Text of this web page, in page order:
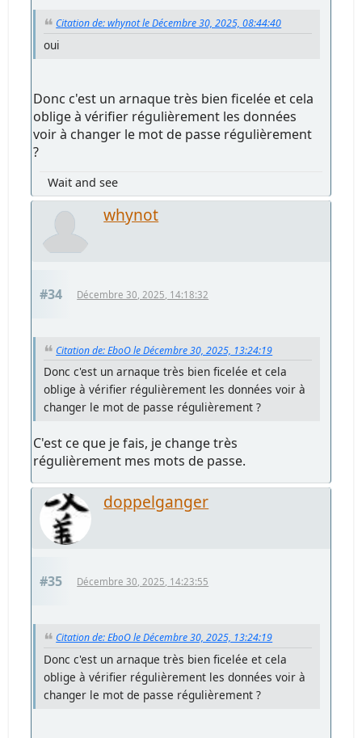
Citation de: whynot le Décembre 30, 2025, 08:44:40
oui
Donc c'est un arnaque très bien ficelée et cela
oblige à vérifier régulièrement les données
voir à changer le mot de passe régulièrement
?
Wait and see
whynot
#34 Décembre 30, 2025, 14:18:32
Citation de: EboO le Décembre 30, 2025, 13:24:19
Donc c'est un arnaque très bien ficelée et cela
oblige à vérifier régulièrement les données voir à
changer le mot de passe régulièrement ?
C'est ce que je fais, je change très
régulièrement mes mots de passe.
doppelganger
#35 Décembre 30, 2025, 14:23:55
Citation de: EboO le Décembre 30, 2025, 13:24:19
Donc c'est un arnaque très bien ficelée et cela
oblige à vérifier régulièrement les données voir à
changer le mot de passe régulièrement ?